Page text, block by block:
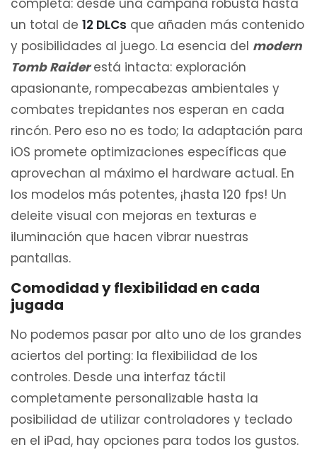
un total de 12 DLCs que añaden más contenido
y posibilidades al juego. La esencia del modern
Tomb Raiderestá intacta: exploración
apasionante, rompecabezas ambientales y
combates trepidantes nos esperan en cada
rincón. Pero eso no es todo; la adaptación para
iOS promete optimizaciones específicas que
aprovechan al máximo el hardware actual. En
los modelos más potentes, ¡hasta 120 fps! Un
deleite visual con mejoras en texturas e
iluminación que hacen vibrar nuestras
pantallas.
Comodidad y flexibilidad en cada
jugada
No podemos pasar por alto uno de los grandes
aciertos del porting: la flexibilidad de los
controles. Desde una interfaz táctil
completamente personalizable hasta la
posibilidad de utilizar controladores y teclado
en el iPad, hay opciones para todos los gustos.